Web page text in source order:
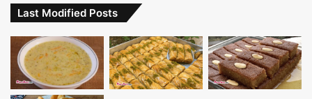
Last Modified Posts